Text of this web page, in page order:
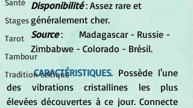
Santé
Stages
Tarot
Tambour
Tradition celtique
Disponibilité : Assez rare et
généralement cher.
Source :	Madagascar - Russie -
Zimbabwe - Colorado - Brésil.
CARACTÉRISTIQUES. Possède l'une
des vibrations cristallines les plus
élevées découvertes à ce jour. Connecte